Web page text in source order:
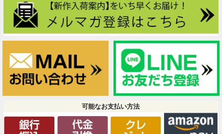
可能なお支払い方法